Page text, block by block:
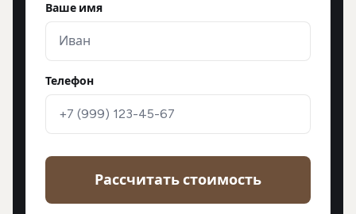
Ваше имя
Телефон
Рассчитать стоимость